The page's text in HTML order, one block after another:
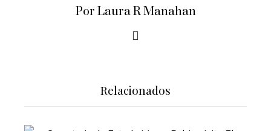
Por Laura R Manahan
Relacionados